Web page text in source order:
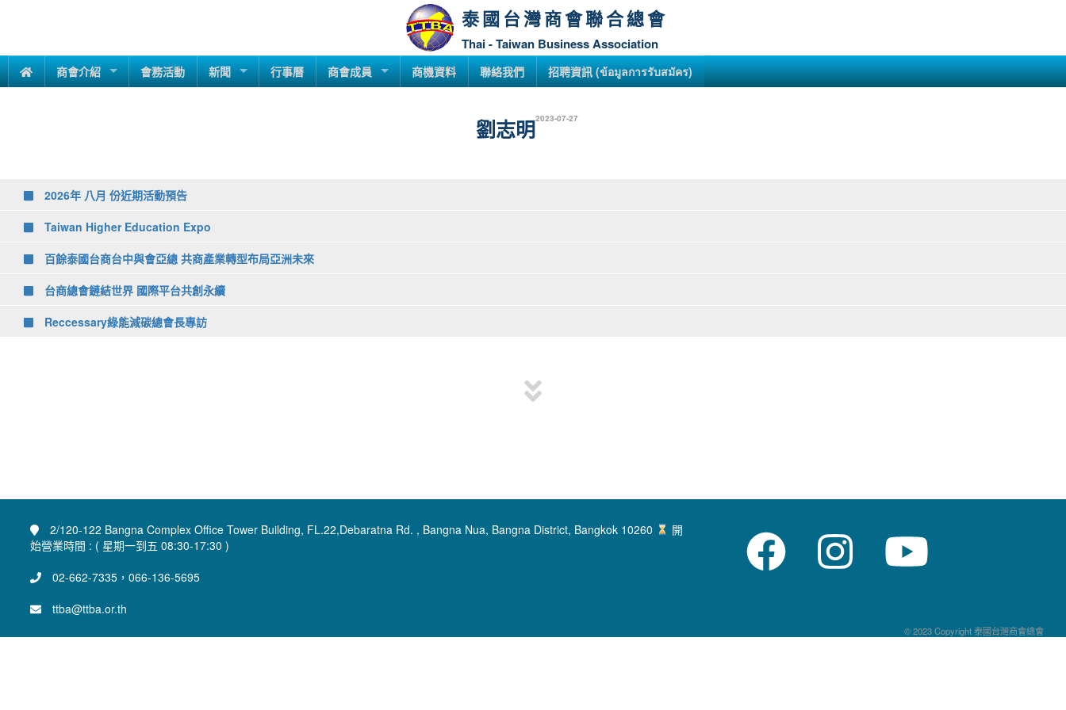
泰國台灣商會聯合總會
Thai - Taiwan Business Association
商會介紹 會務活動 新聞 行事曆 商會成員 商機資料 聯絡我們 招聘資訊 (ข้อมูลการรับสมัคร)
劉志明2023-07-27
2026年 八月 份近期活動預告
Taiwan Higher Education Expo
百餘泰國台商台中與會亞總 共商產業轉型布局亞洲未來
台商總會鏈結世界 國際平台共創永續
Reccessary綠能減碳總會長專訪
2/120-122 Bangna Complex Office Tower Building, FL.22,Debaratna Rd. , Bangna Nua, Bangna District, Bangkok 10260
開
始營業時間 : ( 星期一到五 08:30-17:30 )
02-662-7335，066-136-5695
ttba@ttba.or.th
© 2023 Copyright 泰國台灣商會總會